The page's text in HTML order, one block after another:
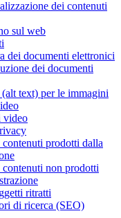
dei contenuti
sul web
dei documenti elettronici
dei documenti
text) per le immagini
video
prodotti dalla
non prodotti
ritratti
di ricerca (SEO)